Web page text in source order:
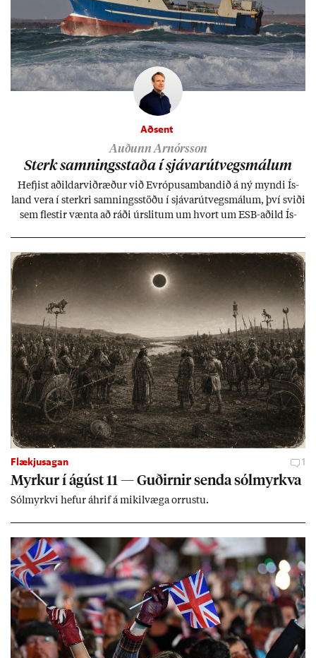
Aðsent
Auðunn Arnórsson
Sterk samn­ings­staða í sjáv­ar­út­vegs­mál­um
Hefj­ist að­ild­ar­við­ræð­ur við Evr­ópu­sam­band­ið á ný myndi Ís­
land vera í sterkri samn­ings­stöðu í sjáv­ar­út­vegs­mál­um, því sviði
sem flest­ir vænta að ráði úr­slit­um um hvort um ESB-að­ild Ís­
kerfi, en sveigj­an­leiki til lausna er um­tals­verð­ur.
Flækjusagan 1
Myrk­ur í ág­úst 11 — Guð­irn­ir senda sól­myrkva
Sól­myrkvi hef­ur áhrif á mik­il­væga orr­ustu.